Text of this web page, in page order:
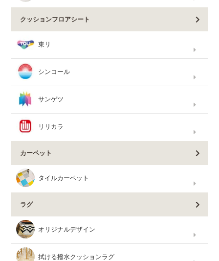
クッションフロアシート
東リ
シンコール
サンゲツ
リリカラ
カーペット
タイルカーペット
ラグ
オリジナルデザイン
拭ける撥水クッションラグ